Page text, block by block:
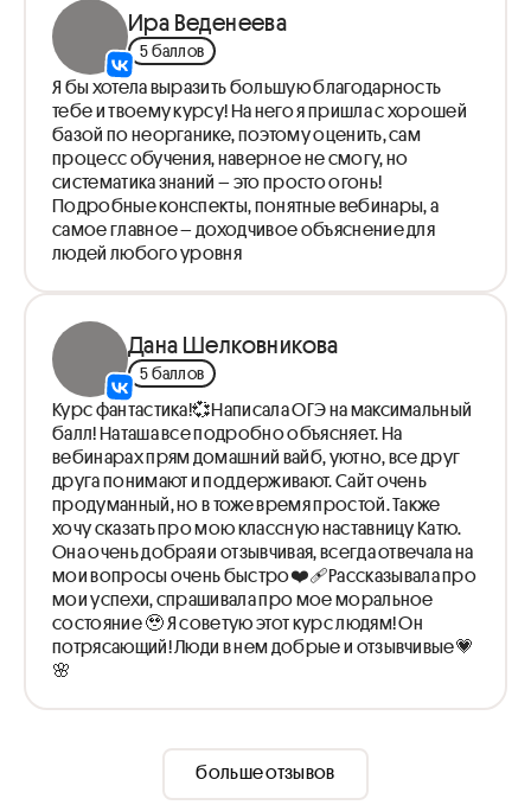
ОВР. Теория.
Практика по заданиям 16-17 ОГЭ
Разбор задания 15 ОГЭ
Разбор задания 8-9 ОГЭ
Безопасность в лаборатории. Применение
химических веществ.
Вычисление массы элемента по его массовой доле.
Массовая доля вещества. Начало задач.
Разбор задания 16 ОГЭ
Типы химических реакций
Ира Веденеева
5 баллов
Я бы хотела выразить большую благодарность
тебе и твоему курсу! На него я пришла с хорошей
базой по неорганике, поэтому оценить, сам
процесс обучения, наверное не смогу, но
систематика знаний – это просто огонь!
Подробные конспекты, понятные вебинары, а
самое главное – доходчивое объяснение для
людей любого уровня
Дана Шелковникова
5 баллов
Курс фантастика!💞Написала ОГЭ на максимальный
балл! Наташа все подробно объясняет. На
вебинарах прям домашний вайб, уютно, все друг
друга понимают и поддерживают. Сайт очень
продуманный, но в тоже время простой. Также
хочу сказать про мою классную наставницу Катю.
Она очень добрая и отзывчивая, всегда отвечала на
мои вопросы очень быстро❤️‍🩹Рассказывала про
мои успехи, спрашивала про мое моральное
состояние 🥹 Я советую этот курс людям! Он
потрясающий! Люди в нем добрые и отзывчивые💗
🌸
больше отзывов